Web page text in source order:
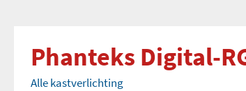
Phanteks Digital-
Alle kastverlichting